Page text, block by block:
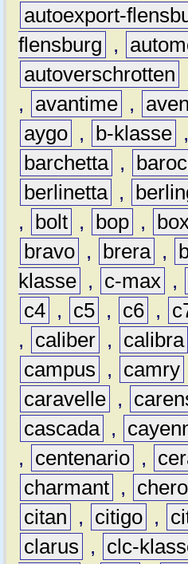
autoexport-
flensburg
,
autoverschrotten
,
avantime ,
aygo , b-klasse ,
barchetta ,
berlinetta ,
,
bolt , bop ,
bravo , brera ,
klasse , c-max ,
c4 , c5 , c6 ,
,
caliber , calibra
campus
, camry
caravelle ,
cascada ,
,
centenario ,
charmant ,
citan
, citigo ,
clarus
, clc-